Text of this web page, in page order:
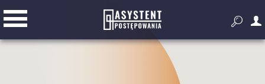
 
Przygotowanie i prowadzenie
postępowania